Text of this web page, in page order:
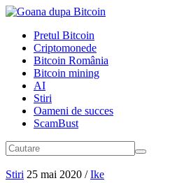
Pretul Bitcoin
Criptomonede
Bitcoin România
Bitcoin mining
AI
Stiri
Oameni de succes
ScamBust
Stiri 25 mai 2020 / Ike